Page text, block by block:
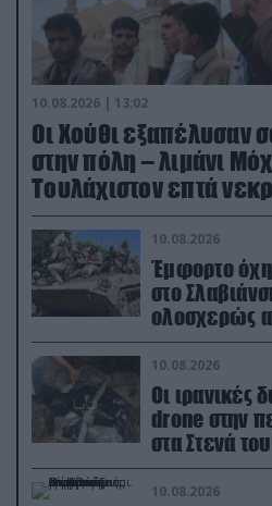
10.08.2026 | 13:02
Οι Χούθι εξαπέλυσαν
στην πόλη – λιμάνι
Toυλάχιστον επτά
10.08.2026
Έμφορτο
στο
ολοσχερώς
μαχητικό
(βίντεο)
10.08.2026
Οι ιρανικές
drone στην
στα Στενά
βίντεο
10.08.2026